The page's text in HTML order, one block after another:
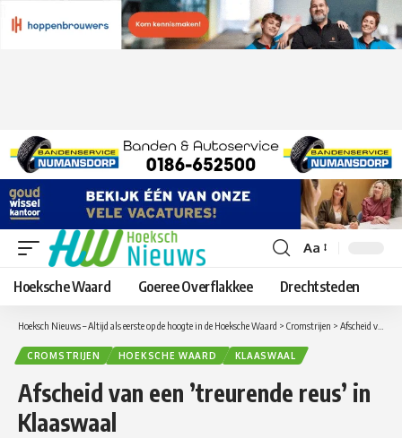
Lettergrootte
aanpassen
Aa
Hoeksche Waard Goeree Overflakkee Drechtsteden
Hoeksch Nieuws – Altijd als eerste op de hoogte in de Hoeksche Waard > Cromstrijen > Afscheid van een ’treurende reus’ in Klaaswaal
CROMSTRIJEN HOEKSCHE WAARD KLAASWAAL
Afscheid van een ’treurende reus’ in
Klaaswaal